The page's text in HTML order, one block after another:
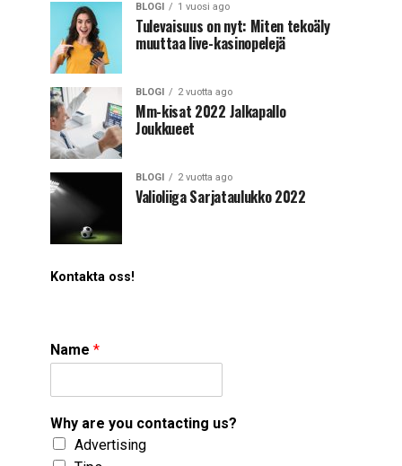
BLOGI 1 vuosi ago
Tulevaisuus on nyt: Miten tekoäly
muuttaa live-kasinopelejä
BLOGI 2 vuotta ago
Mm-kisat 2022 Jalkapallo
Joukkueet
BLOGI 2 vuotta ago
Valioliiga Sarjataulukko 2022
Kontakta oss!
Name *
Why are you contacting us?
Advertising